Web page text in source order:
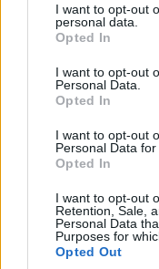
I want to opt-out
personal data.
Opted In
I want to opt-out
Personal Data.
Opted In
I want to opt-out
Personal Data for
Opted In
I want to opt-out
Retention, Sale,
Personal Data
Purposes for
Opted Out
Μισιακός: «Ο προπονητής
υπεύθυνος και
Ελληνική Αναπτυξιακή
δρόμο για δάνεια έως 5
Β.Σ. Καρούλιας: Τζίρος
εκατ. ευρώ και αύξηση
57% - Τα νέα στοιχήματα